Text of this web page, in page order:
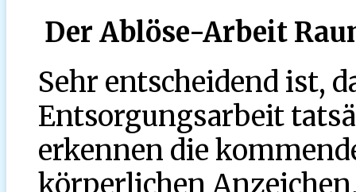
Der Ablöse-Arbeit
Sehr entscheidend ist,
Entsorgungsarbeit
erkennen die
körperlichen